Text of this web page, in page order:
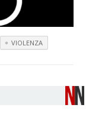
VIOLENZA